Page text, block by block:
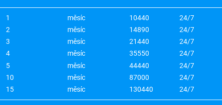
1 měsíc 10440
24/7
2
měsíc 14890
24/7
3
měsíc 21440
24/7
4
měsíc 35550
24/7
5
měsíc 44440
24/7
10
měsíc 87000
24/7
15
měsíc 130440 24/7